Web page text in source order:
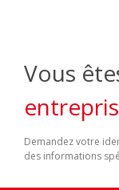
Vous
Demandez votre
des informations